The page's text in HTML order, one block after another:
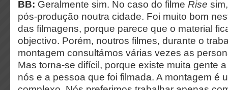
BB: Geralmente sim. No caso do filme Rise
pós-produção noutra cidade. Foi muito bom
das filmagens, porque parece que o material
objectivo. Porém, noutros filmes, durante o
montagem consultámos várias vezes as
Mas torna-se difícil, porque existe muita gente
nós e a pessoa que foi filmada. A montagem é